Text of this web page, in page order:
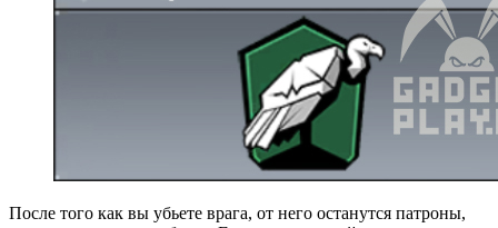
После того как вы убьете врага, от него останутся патроны,